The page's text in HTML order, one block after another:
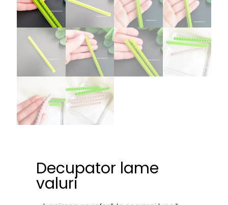
Decupator lame
valuri